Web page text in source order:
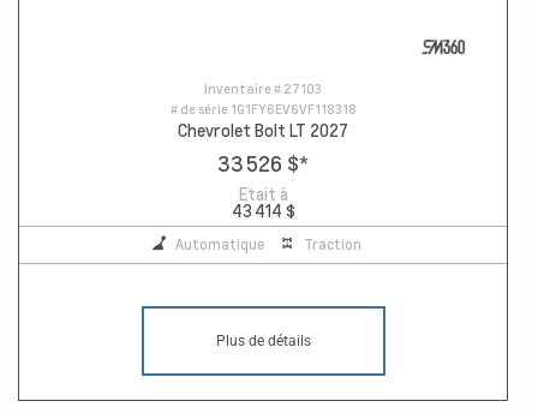
Inventaire # 27103
# de série 1G1FY6EV6VF118318
Chevrolet Bolt LT 2027
33 526 $*
Etait à
43 414 $
Automatique Traction
Plus de détails